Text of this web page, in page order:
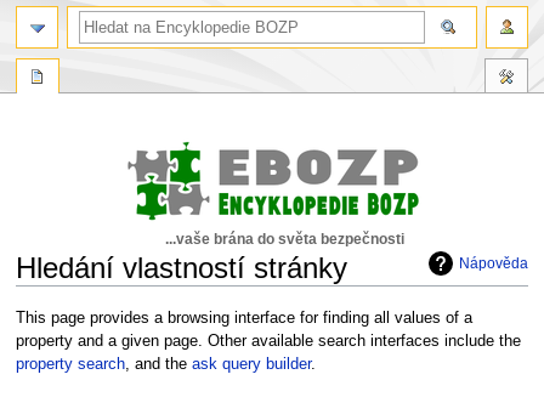
...vaše brána do světa bezpečnosti
Nápověda
Hledání vlastností stránky
Skočit
na
navigaci
Skočit
na
vyhledávání
This page provides a browsing interface for finding all values of a
property and a given page. Other available search interfaces include the
property search, and the ask query builder.